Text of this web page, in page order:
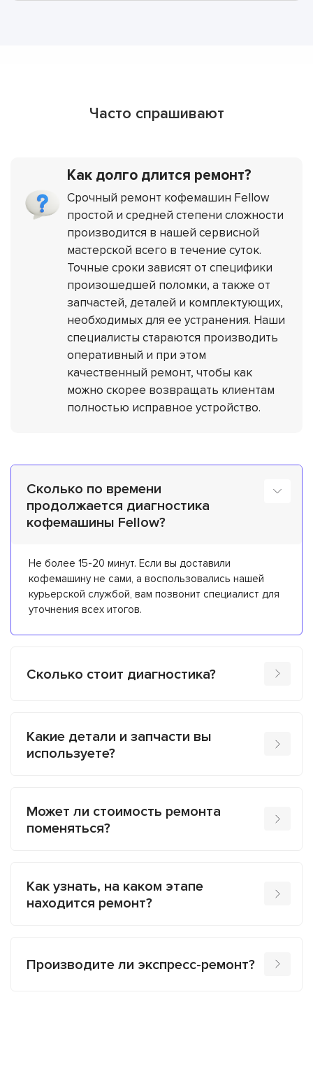
Часто спрашивают
Как долго длится ремонт?
Срочный ремонт кофемашин Fellow
простой и средней степени сложности
производится в нашей сервисной
мастерской всего в течение суток.
Точные сроки зависят от специфики
произошедшей поломки, а также от
запчастей, деталей и комплектующих,
необходимых для ее устранения. Наши
специалисты стараются производить
оперативный и при этом
качественный ремонт, чтобы как
можно скорее возвращать клиентам
полностью исправное устройство.
Сколько по времени
продолжается диагностика
кофемашины Fellow?
Не более 15-20 минут. Если вы доставили
кофемашину не сами, а воспользовались нашей
курьерской службой, вам позвонит специалист для
уточнения всех итогов.
Сколько стоит диагностика?
Какие детали и запчасти вы
используете?
Может ли стоимость ремонта
поменяться?
Как узнать, на каком этапе
находится ремонт?
Производите ли экспресс-ремонт?